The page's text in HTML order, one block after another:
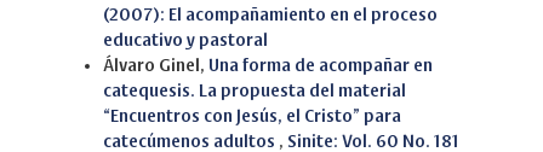
(2007): El acompañamiento en el proceso
educativo y pastoral
Álvaro Ginel, Una forma de acompañar en
catequesis. La propuesta del material
“Encuentros con Jesús, el Cristo” para
catecúmenos adultos , Sinite: Vol. 60 No. 181